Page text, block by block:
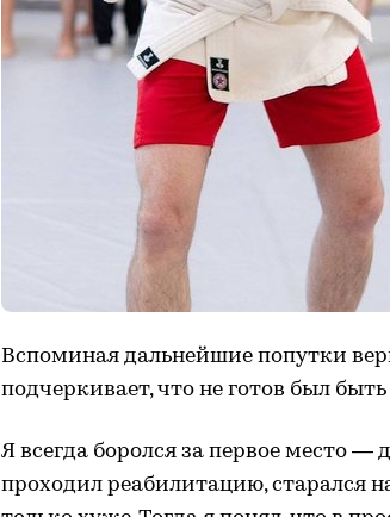
Вспоминая дальнейшие попутки
подчеркивает, что не готов был
Я всегда боролся за первое место —
проходил реабилитацию, старался